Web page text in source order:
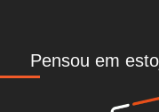
Pensou em